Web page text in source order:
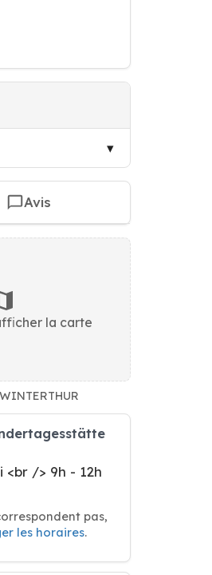
Avis
la carte
<br /> 9h - 12h
pas,
les horaires.